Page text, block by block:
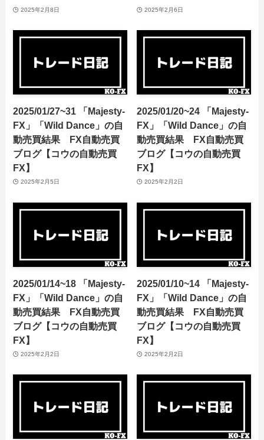
2025年2月8日 2025年2月6日
2025/01/27~31 「Majesty-
FX」「Wild Dance」の自
動売買結果 FX自動売買
ブログ【コウの自動売買
FX】
2025年2月5日
2025/01/20~24 「Majesty-
FX」「Wild Dance」の自
動売買結果 FX自動売買
ブログ【コウの自動売買
FX】
2025年2月2日
2025/01/14~18 「Majesty-
FX」「Wild Dance」の自
動売買結果 FX自動売買
ブログ【コウの自動売買
FX】
2025年2月2日
2025/01/10~14 「Majesty-
FX」「Wild Dance」の自
動売買結果 FX自動売買
ブログ【コウの自動売買
FX】
2025年2月2日